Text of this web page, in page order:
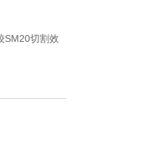
SM20切割效